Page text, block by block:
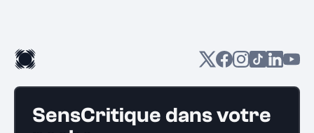
SensCritique dans votre